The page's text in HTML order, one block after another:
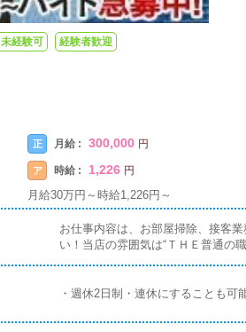
未経験可 経験者歓迎
正 月給 : 300,000 円
ア 時給 : 1,226 円
月給30万円～時給1,226円～
お仕事内容は、お部屋掃除、接客
い！当店の雰囲気は“ＴＨＥ普通の
・週休2日制・連休にすることも可